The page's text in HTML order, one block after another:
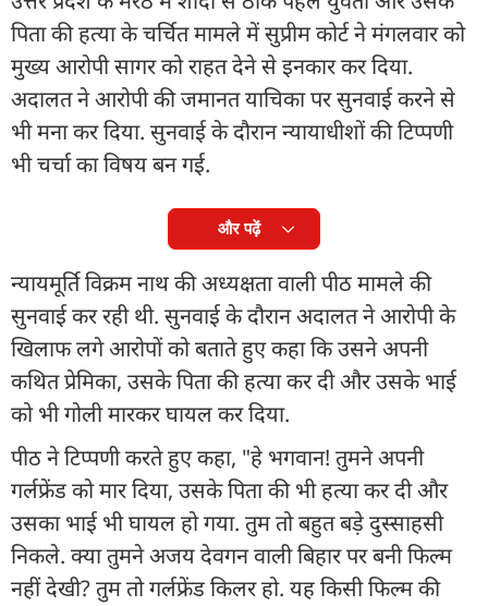
पिता की हत्या के चर्चित मामले में सुप्रीम कोर्ट ने मंगलवार को
मुख्य आरोपी सागर को राहत देने से इनकार कर दिया.
अदालत ने आरोपी की जमानत याचिका पर सुनवाई करने से
भी मना कर दिया. सुनवाई के दौरान न्यायाधीशों की टिप्पणी
भी चर्चा का विषय बन गई.
और पढ़ें
न्यायमूर्ति विक्रम नाथ की अध्यक्षता वाली पीठ मामले की
सुनवाई कर रही थी. सुनवाई के दौरान अदालत ने आरोपी के
खिलाफ लगे आरोपों को बताते हुए कहा कि उसने अपनी
कथित प्रेमिका, उसके पिता की हत्या कर दी और उसके भाई
को भी गोली मारकर घायल कर दिया.
पीठ ने टिप्पणी करते हुए कहा, "हे भगवान! तुमने अपनी
गर्लफ्रेंड को मार दिया, उसके पिता की भी हत्या कर दी और
उसका भाई भी घायल हो गया. तुम तो बहुत बड़े दुस्साहसी
निकले. क्या तुमने अजय देवगन वाली बिहार पर बनी फिल्म
नहीं देखी? तुम तो गर्लफ्रेंड किलर हो. यह किसी फिल्म की